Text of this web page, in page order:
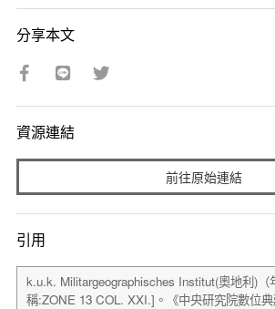
分享本文
資源連結
前往原始連結
引用